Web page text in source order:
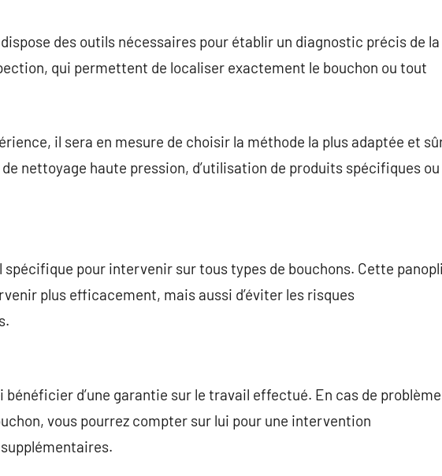
des outils nécessaires pour établir un diagnostic précis de la
qui permettent de localiser exactement le bouchon ou tout
il sera en mesure de choisir la méthode la plus adaptée et
de nettoyage haute pression, d’utilisation de produits spécifiques ou
pour intervenir sur tous types de bouchons. Cette
plus efficacement, mais aussi d’éviter les risques
bénéficier d’une garantie sur le travail effectué. En cas de problème
vous pourrez compter sur lui pour une intervention